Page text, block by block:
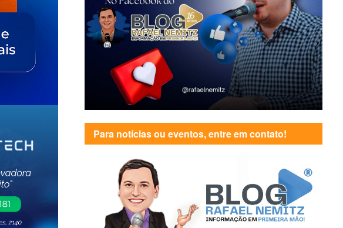
Para notícias ou eventos, entre em contato!